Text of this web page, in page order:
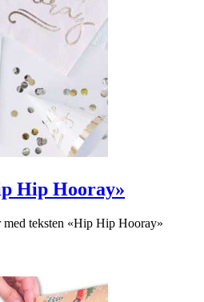
Hip Hooray»
teksten «Hip Hip Hooray»